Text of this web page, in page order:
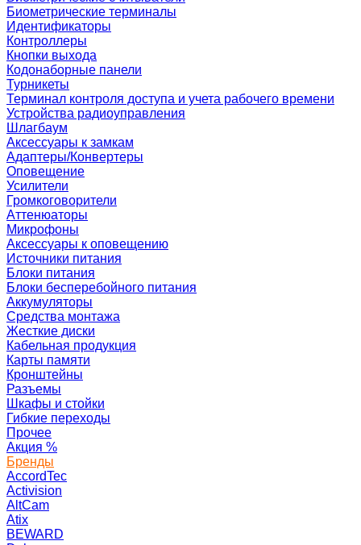
Биометрические терминалы
Идентификаторы
Контроллеры
Кнопки выхода
Кодонаборные панели
Турникеты
Терминал контроля доступа и учета рабочего времени
Устройства радиоуправления
Шлагбаум
Аксессуары к замкам
Адаптеры/Конвертеры
Оповещение
Усилители
Громкоговорители
Аттенюаторы
Микрофоны
Аксессуары к оповещению
Источники питания
Блоки питания
Блоки бесперебойного питания
Аккумуляторы
Средства монтажа
Жесткие диски
Кабельная продукция
Карты памяти
Кронштейны
Разъемы
Шкафы и стойки
Гибкие переходы
Прочее
Акция %
Бренды
AccordTec
Activision
AltCam
Atix
BEWARD